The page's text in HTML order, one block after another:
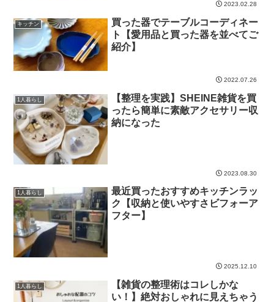
2023.02.28
キッチン
買った器でテーブルコーディネー
ト【愛用品と買った器を並べてご
紹介】
2022.07.26
1人暮らし
【整理を実践】SHEINE雑貨を買
ったら簡単に素敵アクセサリー収
納になった
2023.08.30
1人暮らし
最近買ったおすすめキッチンラッ
ク【収納と使いやすさビフォーア
フター】
2025.12.10
1人暮らし
【雑貨の整理術はコレしかな
い！】絶対おしゃれに見えちゃう